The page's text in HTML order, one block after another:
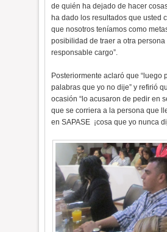
de quién ha dejado de hacer
ha dado los resultados que usted
que nosotros teníamos como
posibilidad de traer a otra persona
responsable cargo”.
Posteriormente aclaró que “luego
palabras que yo no dije” y refirió
ocasión “lo acusaron de pedir en
que se corriera a la persona que
en SAPASE ¡cosa que yo nunca